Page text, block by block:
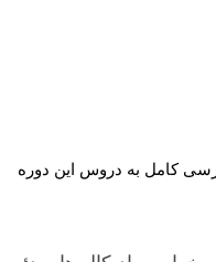
کامل به دروس این دوره